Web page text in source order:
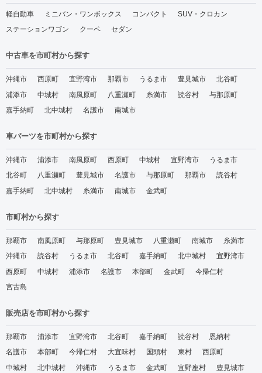
軽自動車 ミニバン・ワンボックス コンパクト
SUV・クロカン
ステーションワゴン
クーペ セダン
中古車を市町村から探す
沖縄市 西原町 宜野湾市 那覇市 うるま市 豊見城市
北谷町
浦添市
中城村 南風原町 八重瀬町 糸満市 読谷村
与那原町
嘉手納町
北中城村 名護市 南城市
車パーツを市町村から探す
沖縄市 浦添市 南風原町 西原町 中城村 宜野湾市
うるま市
北谷町
八重瀬町 豊見城市 名護市 与那原町 那覇市
読谷村
嘉手納町
北中城村 糸満市 南城市 金武町
市町村から探す
那覇市 南風原町 与那原町 豊見城市 八重瀬町 南城市
糸満市
沖縄市
読谷村 うるま市 北谷町 嘉手納町 北中城村
宜野湾市
西原町
中城村 浦添市 名護市 本部町 金武町
今帰仁村
宮古島
販売店を市町村から探す
那覇市 浦添市 宜野湾市 北谷町 嘉手納町 読谷村
恩納村
名護市
本部町 今帰仁村 大宜味村 国頭村 東村
西原町
中城村
北中城村 沖縄市 うるま市 金武町 宜野座村
豊見城市